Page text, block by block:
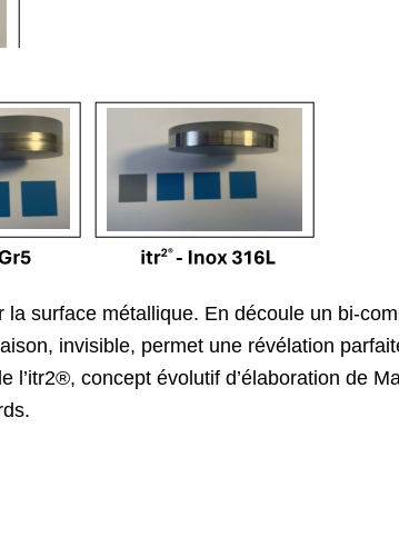
surface métallique. En découle un bi-
invisible, permet une révélation
concept évolutif d’élaboration de